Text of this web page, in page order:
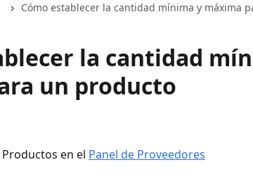
Cómo establecer la cantidad mínima y máxima
la cantidad
un producto
en el Panel de Proveedores